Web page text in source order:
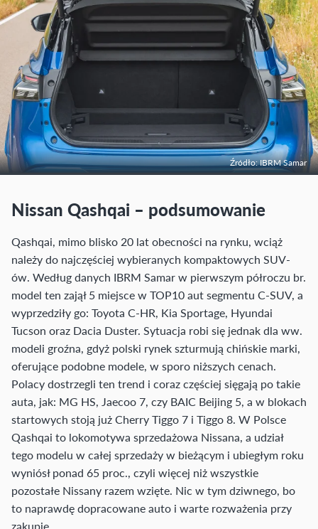
Źródło: IBRM Samar
Nissan Qashqai – podsumowanie
Qashqai, mimo blisko 20 lat obecności na rynku, wciąż
należy do najczęściej wybieranych kompaktowych SUV-
ów. Według danych IBRM Samar w pierwszym półroczu br.
model ten zajął 5 miejsce w TOP10 aut segmentu C-SUV, a
wyprzedziły go: Toyota C-HR, Kia Sportage, Hyundai
Tucson oraz Dacia Duster. Sytuacja robi się jednak dla ww.
modeli groźna, gdyż polski rynek szturmują chińskie marki,
oferujące podobne modele, w sporo niższych cenach.
Polacy dostrzegli ten trend i coraz częściej sięgają po takie
auta, jak: MG HS, Jaecoo 7, czy BAIC Beijing 5, a w blokach
startowych stoją już Cherry Tiggo 7 i Tiggo 8. W Polsce
Qashqai to lokomotywa sprzedażowa Nissana, a udział
tego modelu w całej sprzedaży w bieżącym i ubiegłym roku
wyniósł ponad 65 proc., czyli więcej niż wszystkie
pozostałe Nissany razem wzięte. Nic w tym dziwnego, bo
to naprawdę dopracowane auto i warte rozważenia przy